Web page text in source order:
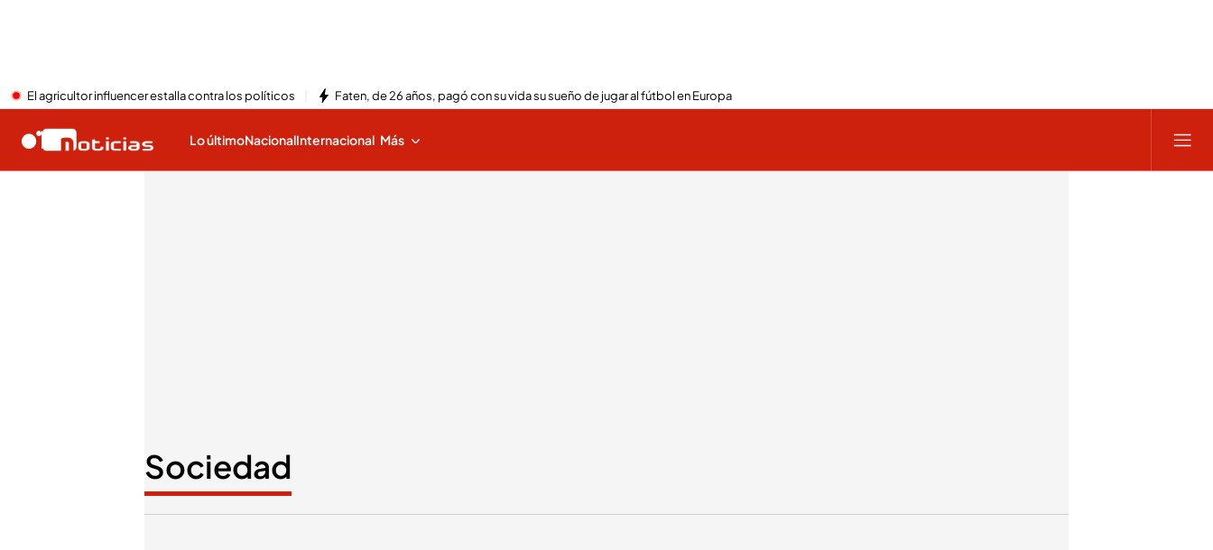
El agricultor influencer estalla contra los políticos Faten, de 26 años, pagó con su vida su sueño de jugar al fútbol en Europa
Lo últimoNacionalInternacional Más
Sociedad